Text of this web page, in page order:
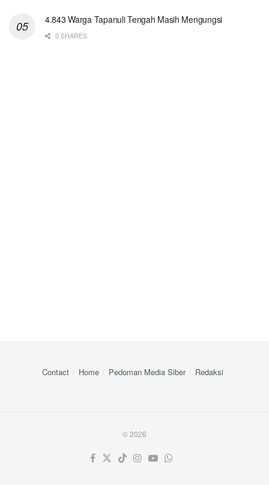
4.843 Warga Tapanuli Tengah Masih Mengungsi
0 SHARES
Contact Home Pedoman Media Siber Redaksi
© 2026